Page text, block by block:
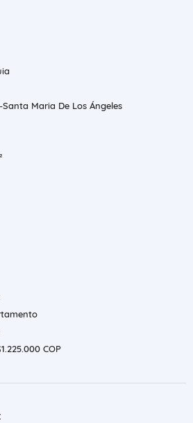
Maria De Los Ángeles
COP